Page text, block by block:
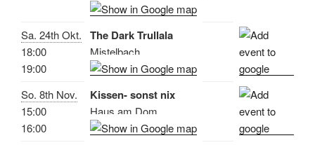
Sa. 24th Okt.
18:00
19:00
The Dark Trullala
Mistelbach
So. 8th Nov.
15:00
16:00
Kissen- sonst nix
Haus am Dom